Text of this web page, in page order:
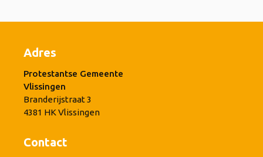
Adres
Protestantse Gemeente
Vlissingen
Branderijstraat 3
4381 HK Vlissingen
Contact